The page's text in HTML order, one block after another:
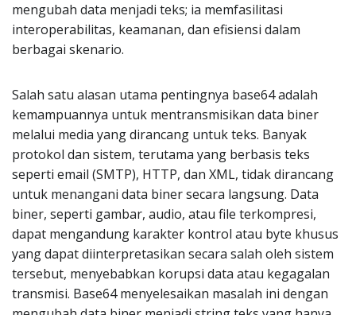
mengubah data menjadi teks; ia memfasilitasi
interoperabilitas, keamanan, dan efisiensi dalam
berbagai skenario.
Salah satu alasan utama pentingnya base64 adalah
kemampuannya untuk mentransmisikan data biner
melalui media yang dirancang untuk teks. Banyak
protokol dan sistem, terutama yang berbasis teks
seperti email (SMTP), HTTP, dan XML, tidak dirancang
untuk menangani data biner secara langsung. Data
biner, seperti gambar, audio, atau file terkompresi,
dapat mengandung karakter kontrol atau byte khusus
yang dapat diinterpretasikan secara salah oleh sistem
tersebut, menyebabkan korupsi data atau kegagalan
transmisi. Base64 menyelesaikan masalah ini dengan